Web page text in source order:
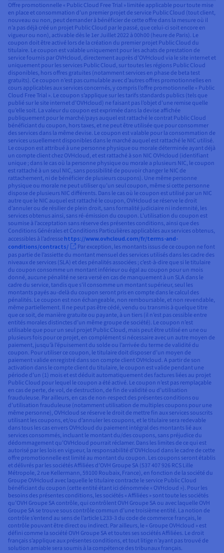
Offre promotionnelle « Public Cloud Free Trial » limitée applicable pour toute mise
en place et consommation d’un premier projet de service Public Cloud (tout client,
nouveau ou non, peut demander à bénéficier de cette offre dans la mesure où il
n’a pas déjà créé un projet Public Cloud par le passé, que celui-ci soit encore en
vigueur ou non), activable dès le 1er Juillet 2022 à 00h00 (heure de Paris). Le
coupon doit être activé lors de la création du premier projet Public Cloud du
titulaire. Le coupon est valable uniquement pour les achats de prestation de
service fournis par OVHcloud, directement auprès d’OVHcloud via le site internet et
uniquement pour les services Public Cloud, sur toutes les régions Public Cloud
disponibles, hors offres gratuites (notamment services en phase de beta test
gratuits). Ce coupon n’est pas cumulable avec d’autres offres promotionnelles en
cours applicables aux services concernés, y compris l’offre promotionnelle « Public
Cloud Free Trial ». Le coupon s’applique sur les tarifs standards publics (tels que
publié sur le site internet d’OVHcloud) ne faisant pas l’objet d’une remise quelle
qu’elle soit. La valeur du coupon est exprimée dans la devise affichée
publiquement pour le marché/pays auquel est rattaché le contrat Public Cloud
bénéficiant du coupon, hors taxes, et ne peut être utilisée que pour consommer
des services dans la même devise. Le coupon est valable pour la consommation de
services usuellement disponibles dans le marché auquel est rattaché le NIC utilisé.
Le coupon est attribué à une personne physique ou morale déterminée ayant déjà
un compte client chez OVHcloud, et est rattaché à son NIC OVHcloud (identifiant
unique ; dans le cas où la personne physique ou morale a plusieurs NIC, le coupon
est rattaché à un seul NIC, sans possibilité de pouvoir changer le NIC de
rattachement, ni de bénéficier de plusieurs coupons). Une même personne
physique ou morale ne peut utiliser qu’un seul coupon, même si cette personne
dispose de plusieurs NIC différents. Dans le cas où le coupon est utilisé par un NIC
autre que le NIC auquel est rattaché le coupon, OVHcloud se réserve le droit
d’annuler ou de résilier de plein droit, sans formalité judiciaire ni indemnité, les
services obtenus ainsi, sans ré-émission du coupon. L’utilisation du coupon est
soumise à l’acceptation sans réserve des présentes conditions, ainsi que des
Conditions Générales et Conditions Particulières applicables aux services obtenus,
accessibles à l’adresse https://www.ovhcloud.com/fr/terms-and-
conditions/contracts/
Par exception, les montants issus de ce coupon ne font
pas partie de l’assiette du montant mensuel des services utilisés dans les cadre des
niveaux de services (SLA) et des pénalités associées ; c’est-à-dire que si le titulaire
du coupon consomme un montant inférieur ou égal au coupon pour un mois
donné, aucune pénalité ne sera versé en cas de manquement à un SLA dans le
cadre du service, tandis que s’il consomme un montant supérieur, seul les
montants payés au-delà du coupon seront pris en compte dans le calcul des
pénalités. Le coupon est non échangeable, non remboursable, et non revendable,
même partiellement. Il ne peut pas être cédé, vendu ou transmis à quelque titre
que ce soit, de manière gratuite ou payante, à un tiers (il n’est pas cessible entre
entités morales distinctes d’un même groupe de société). Le coupon n’est
utilisable que pour un seul projet Public Cloud, mais peut être utilisé en une ou
plusieurs fois pour ce projet, en complément si nécessaire avec un autre moyen de
paiement, jusqu’à l’épuisement du solde ou l’arrivée du terme de validité du
coupon. Pour utiliser ce coupon, le titulaire doit disposer d’un moyen de
paiement valide enregistré dans son compte client OVHcloud. A partir de son
activation dans le compte client du titulaire, le coupon est valide pendant une
période d’un (1) mois et est déduit automatiquement des factures liées au projet
Public Cloud pour lequel le coupon a été activé. Le coupon n’est pas remplaçable
en cas de perte, de vol, de destruction, de fin de validité ou d’utilisation
frauduleuse. Par ailleurs, en cas de non-respect des présentes conditions ou
d’utilisation frauduleuse (notamment utilisation de multiples coupons pour une
même personne), OVHcloud se réserve le droit de mettre fin aux services souscrits
utilisant les coupons, et/ou d’annuler les coupons, et le titulaire sera redevable
dans tous les cas envers OVHcloud du paiement intégral des montants lié aux
services consommés, incluant le montant du/des coupons, sans préjudice du
dédommagement qu’OVHcloud pourrait réclamer. Dans les limites de ce qui est
autorisé par les lois en vigueur, la responsabilité d’OVHcloud dans le cadre de cette
offre promotionnelle est limité au montant du coupon. Les coupons seront établis
et délivrés par les sociétés Affiliées d’OVH Groupe SA (537 407 926 RCS Lille
Métropole, 2 rue Kellermann, 59100 Roubaix, France), en fonction de la société du
Groupe OVHcloud avec laquelle le titulaire contracte le service Public Cloud
bénéficiant du coupon (cette entité étant ici dénommée « OVHcloud »). Pour les
besoins des présentes conditions, les sociétés « Affiliées » sont toute les sociétés
qu’OVH Groupe SA contrôle, qui contrôlent OVH Groupe SA ou avec laquelle OVH
Groupe SA se trouve sous contrôle commun d’une troisième entité. La notion de
contrôle s’entend au sens de l’article L233-3 du code de commerce français, le
contrôle pouvant être direct ou indirect. Par ailleurs, le « Groupe OVHcloud » est
défini comme la société OVH Groupe SA et toutes ses sociétés Affiliées. Le droit
français s’applique aux présentes conditions, et tout litige n’ayant pas trouvé de
solution amiable sera soumis à la compétence des tribunaux français.